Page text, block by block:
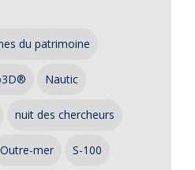
du patrimoine
Nautic
nuit des chercheurs
Outre-mer S-100